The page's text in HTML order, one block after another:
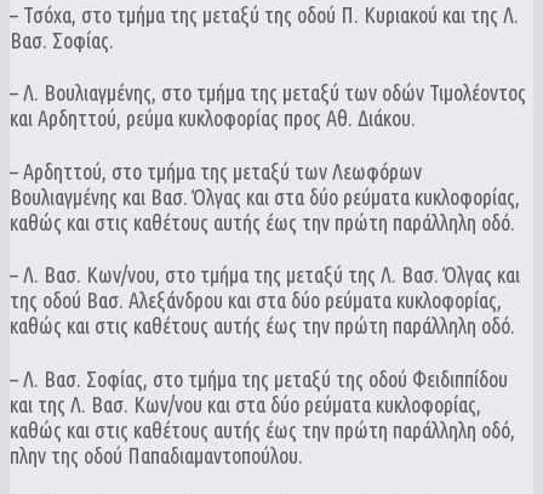
– Τσόχα, στο τμήμα της μεταξύ της οδού Π. Κυριακού και της Λ.
Βασ. Σοφίας.
– Λ. Βουλιαγμένης, στο τμήμα της μεταξύ των οδών Τιμολέοντος
και Αρδηττού, ρεύμα κυκλοφορίας προς Αθ. Διάκου.
– Αρδηττού, στο τμήμα της μεταξύ των Λεωφόρων
Βουλιαγμένης και Βασ. Όλγας και στα δύο ρεύματα κυκλοφορίας,
καθώς και στις καθέτους αυτής έως την πρώτη παράλληλη οδό.
– Λ. Βασ. Κων/νου, στο τμήμα της μεταξύ της Λ. Βασ. Όλγας και
της οδού Βασ. Αλεξάνδρου και στα δύο ρεύματα κυκλοφορίας,
καθώς και στις καθέτους αυτής έως την πρώτη παράλληλη οδό.
– Λ. Βασ. Σοφίας, στο τμήμα της μεταξύ της οδού Φειδιππίδου
και της Λ. Βασ. Κων/νου και στα δύο ρεύματα κυκλοφορίας,
καθώς και στις καθέτους αυτής έως την πρώτη παράλληλη οδό,
πλην της οδού Παπαδιαμαντοπούλου.